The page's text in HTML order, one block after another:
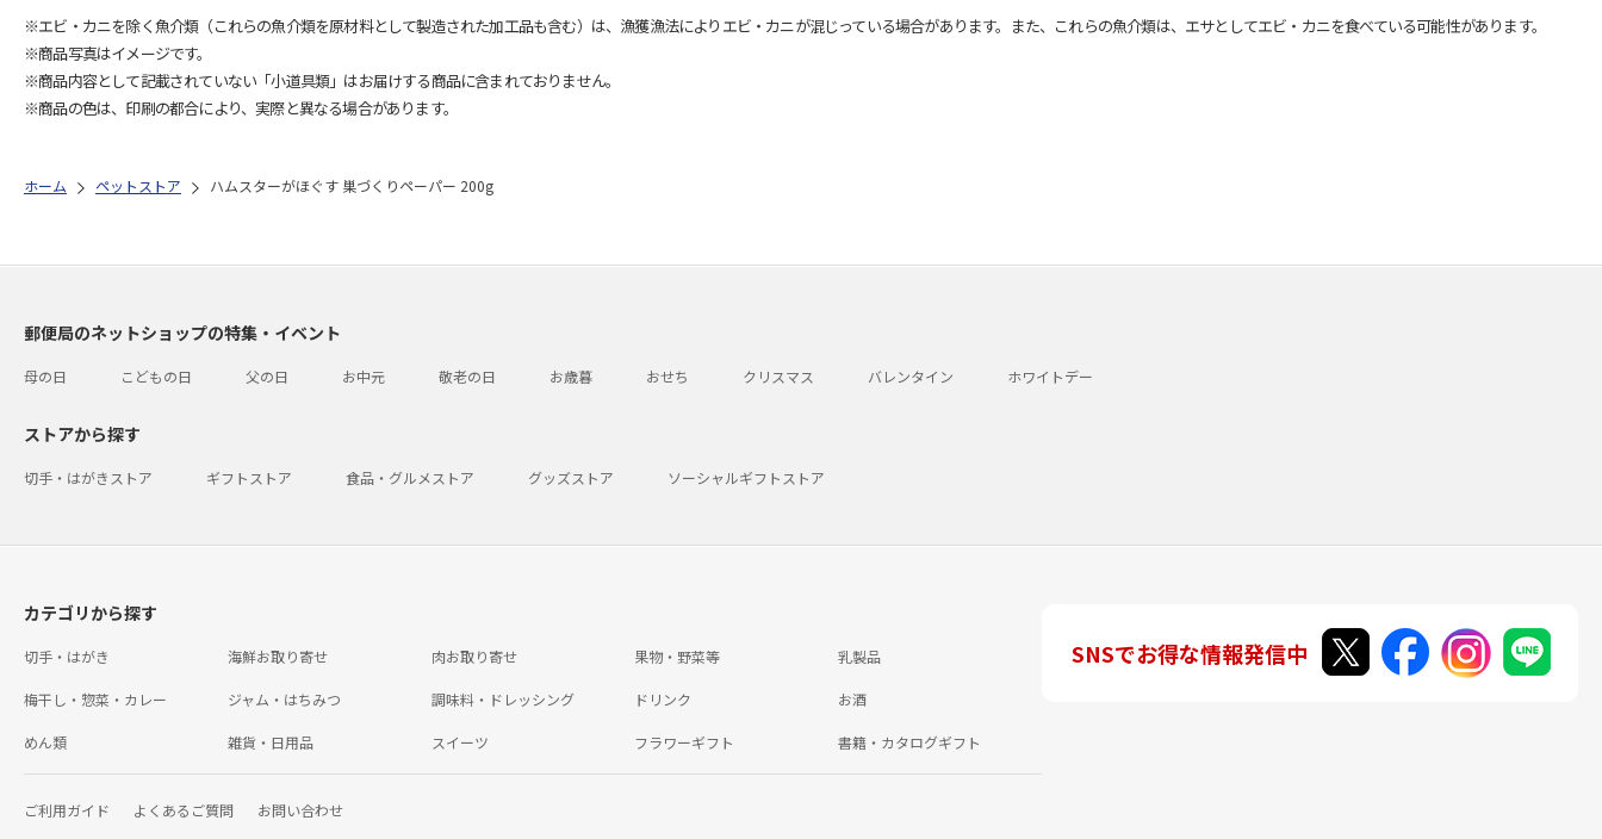
※エビ・カニを除く魚介類（これらの魚介類を原材料として製造された加工品も含む）は、漁獲漁法によりエビ・カニが混じっている場合があります。また、これらの魚介類は、エサとしてエビ・カニを食べている可能性があります。
※商品写真はイメージです。
※商品内容として記載されていない「小道具類」はお届けする商品に含まれておりません。
※商品の色は、印刷の都合により、実際と異なる場合があります。
ホーム ペットストア ハムスターがほぐす 巣づくりペーパー 200g
郵便局のネットショップの特集・イベント
母の日 こどもの日 父の日 お中元 敬老の日 お歳暮 おせち クリスマス バレンタイン ホワイトデー
ストアから探す
切手・はがきストア ギフトストア 食品・グルメストア グッズストア ソーシャルギフトストア
カテゴリから探す
切手・はがき 海鮮お取り寄せ 肉お取り寄せ 果物・野菜等 乳製品
梅干し・惣菜・カレー ジャム・はちみつ 調味料・ドレッシング ドリンク お酒
めん類 雑貨・日用品 スイーツ フラワーギフト 書籍・カタログギフト
ご利用ガイド よくあるご質問 お問い合わせ
SNSでお得な情報発信中